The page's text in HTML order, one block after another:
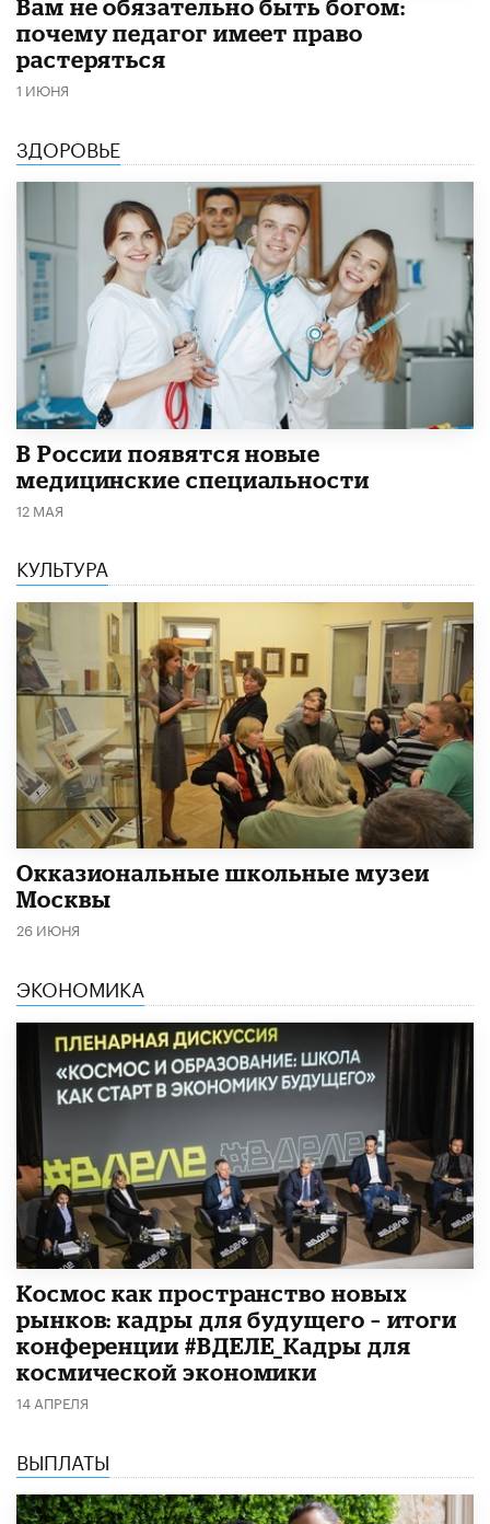
​Вам не обязательно быть богом:
почему педагог имеет право
растеряться
1 ИЮНЯ
ЗДОРОВЬЕ
В России появятся новые
медицинские специальности
12 МАЯ
КУЛЬТУРА
​Окказиональные школьные музеи
Москвы
26 ИЮНЯ
ЭКОНОМИКА
Космос как пространство новых
рынков: кадры для будущего – итоги
конференции #ВДЕЛЕ_Кадры для
космической экономики
14 АПРЕЛЯ
ВЫПЛАТЫ